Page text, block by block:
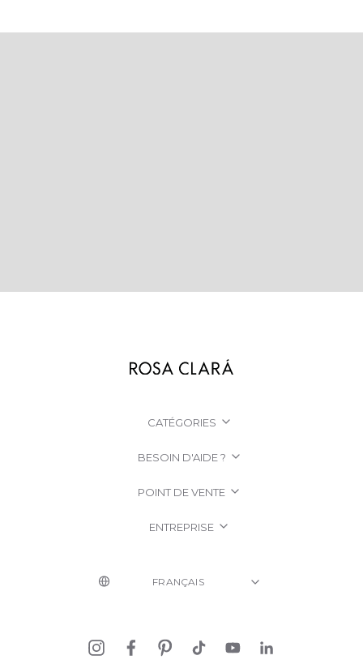
CATÉGORIES
BESOIN D'AIDE ?
POINT DE VENTE
ENTREPRISE